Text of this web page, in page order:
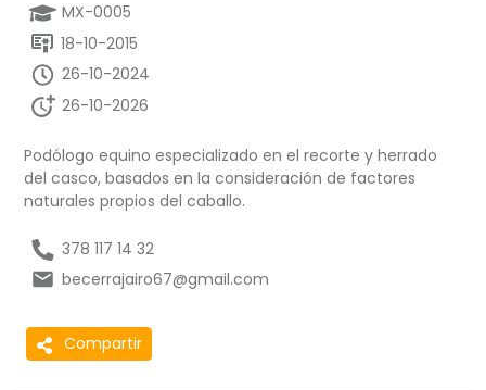
MX-0005
18-10-2015
26-10-2024
26-10-2026
Podólogo equino especializado en el recorte y herrado
del casco, basados en la consideración de factores
naturales propios del caballo.
378 117 14 32
becerrajairo67@gmail.com
Compartir